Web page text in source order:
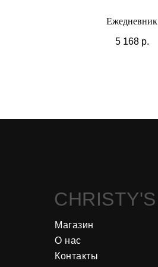
Ежедневник
5 168 р.
Контакты
О нас
Магазин
CHRISTY'S